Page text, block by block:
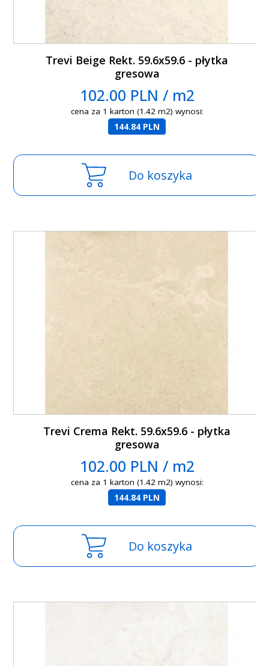
Trevi Beige Rekt. 59.6x59.6 - płytka
gresowa
102.00 PLN / m2
cena za 1 karton (1.42 m2) wynosi:
144.84 PLN
Do koszyka
Trevi Crema Rekt. 59.6x59.6 - płytka
gresowa
102.00 PLN / m2
cena za 1 karton (1.42 m2) wynosi:
144.84 PLN
Do koszyka